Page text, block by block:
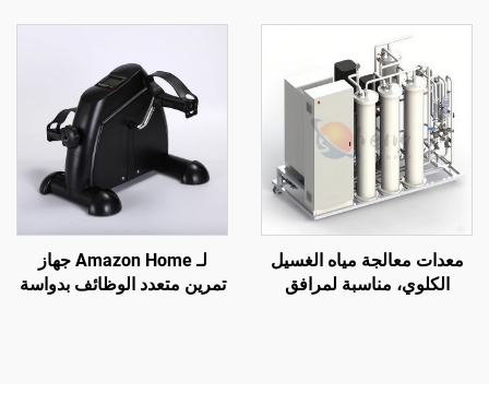
إبرة وخز الإصبع G058،
مجموعة اختبار مرض
السكري
وحزام يدوي لقياس الضغط
معدات معالجة مياه الغسيل
الكلوي، مناسبة لمرافق
لـ Amazon Home جهاز
تمرين متعدد الوظائف بدواسة